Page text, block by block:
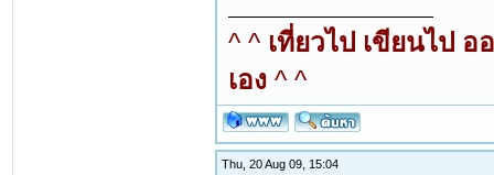
^ ^ เที่ยวไป เขียนไป
เอง ^ ^
Thu, 20 Aug 09, 15:04